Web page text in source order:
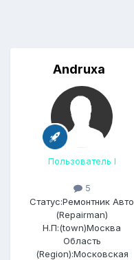
Andruxa
Пользователь I
5
Статус:Ремонтник Авто
(Repairman)
Н.П:(town)Москва
Область
(Region):Московская